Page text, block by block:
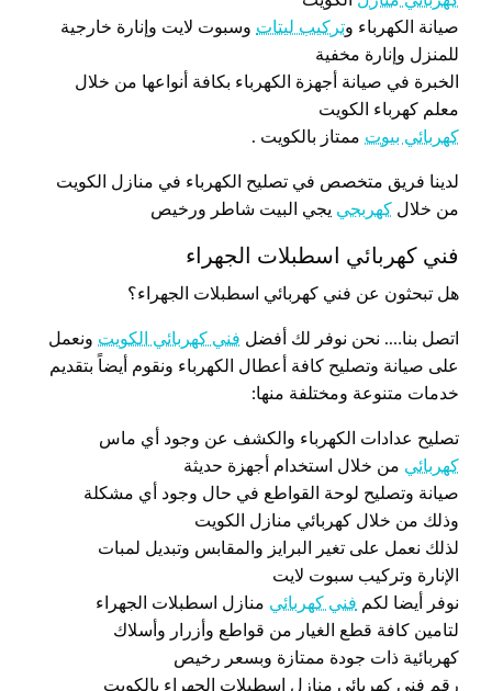
صيانة الكهرباء وتركيب ليتات وسبوت لايت وإنارة خارجية
للمنزل وإنارة مخفية
الخبرة في صيانة أجهزة الكهرباء بكافة أنواعها من خلال
معلم كهرباء الكويت
كهربائي بيوت ممتاز بالكويت .
لدينا فريق متخصص في تصليح الكهرباء في منازل الكويت
من خلال كهربجي يجي البيت شاطر ورخيص
فني كهربائي اسطبلات الجهراء
هل تبحثون عن فني كهربائي اسطبلات الجهراء؟
اتصل بنا…. نحن نوفر لك أفضل فني كهربائي الكويت ونعمل
على صيانة وتصليح كافة أعطال الكهرباء ونقوم أيضاً بتقديم
خدمات متنوعة ومختلفة منها:
تصليح عدادات الكهرباء والكشف عن وجود أي ماس
كهربائي من خلال استخدام أجهزة حديثة
صيانة وتصليح لوحة القواطع في حال وجود أي مشكلة
وذلك من خلال كهربائي منازل الكويت
لذلك نعمل على تغير البرايز والمقابس وتبديل لمبات
الإنارة وتركيب سبوت لايت
نوفر أيضا لكم فني كهربائي منازل اسطبلات الجهراء
لتامين كافة قطع الغيار من قواطع وأزرار وأسلاك
كهربائية ذات جودة ممتازة وبسعر رخيص
رقم فني كهربائي منازل اسطبلات الجهراء بالكويت